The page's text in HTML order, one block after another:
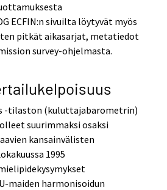
ECFIN:n sivuilta löytyvät myös
pitkät aikasarjat, metatiedot
survey-ohjelmasta.
-tilaston (kuluttajabarometrin)
suurimmaksi osaksi
kansainvälisten
1995
maiden harmonisoidun